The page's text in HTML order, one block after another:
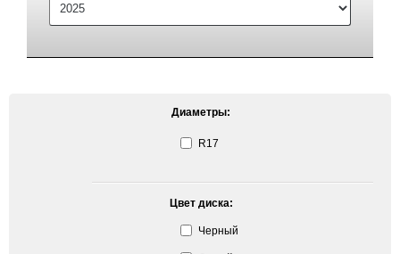
Диаметры:
R17
Цвет диска:
Черный